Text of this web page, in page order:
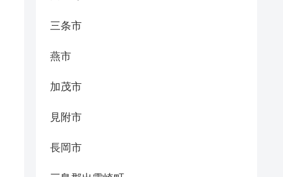
三条市
燕市
加茂市
見附市
長岡市